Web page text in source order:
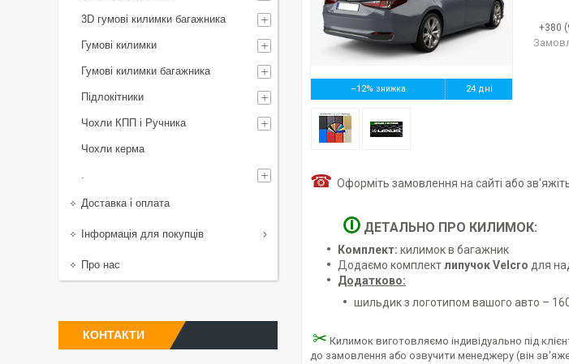
–12% 24 дні
+380
☎ Оформіть замовлення на сайті або
🛈 ДЕТАЛЬНО ПРО КИЛИМОК:
Комплект: килимок в багажник
Додаємо комплектлипучок Velcro для
Додатково:
шильдик з логотипом вашого авто –
✂ Килимок виготовляємо індивідуально під
до замовлення або озвучити менеджеру (він
3D гумові килимки багажника
Гумові килимки
Гумові килимки багажника
Підлокітники
Чохли КПП і Ручника
Чохли керма
.
Доставка і оплата
Інформація для покупців
Про нас
КОНТАКТИ